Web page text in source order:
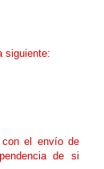
siguiente:
el envío de
de si